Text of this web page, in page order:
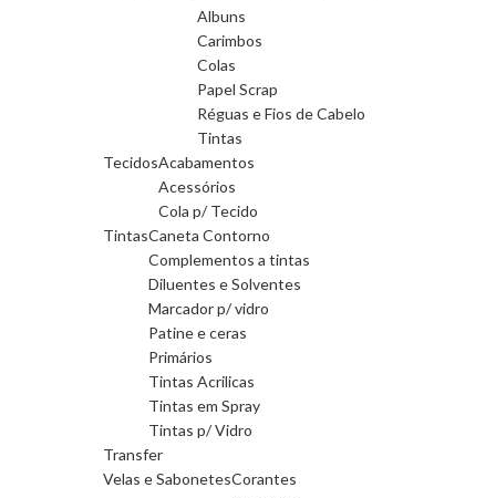
Albuns
Carimbos
Colas
Papel Scrap
Réguas e Fios de Cabelo
Tintas
TecidosAcabamentos
Acessórios
Cola p/ Tecido
TintasCaneta Contorno
Complementos a tintas
Diluentes e Solventes
Marcador p/ vidro
Patine e ceras
Primários
Tintas Acrilicas
Tintas em Spray
Tintas p/ Vidro
Transfer
Velas e SabonetesCorantes